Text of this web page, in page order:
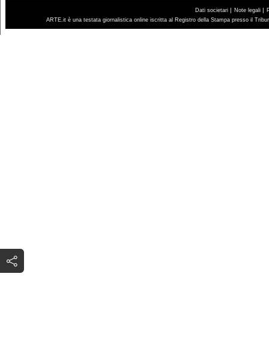
Dati societari | Note legali |
ARTE.it è una testata giornalistica online iscritta al Registro della Stampa presso il